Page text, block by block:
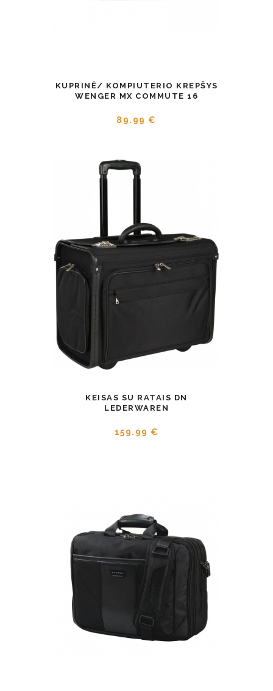
KUPRINĖ/ KOMPIUTERIO KREPŠYS
WENGER MX COMMUTE 16
89.99 €
KEISAS SU RATAIS DN
LEDERWAREN
159.99 €